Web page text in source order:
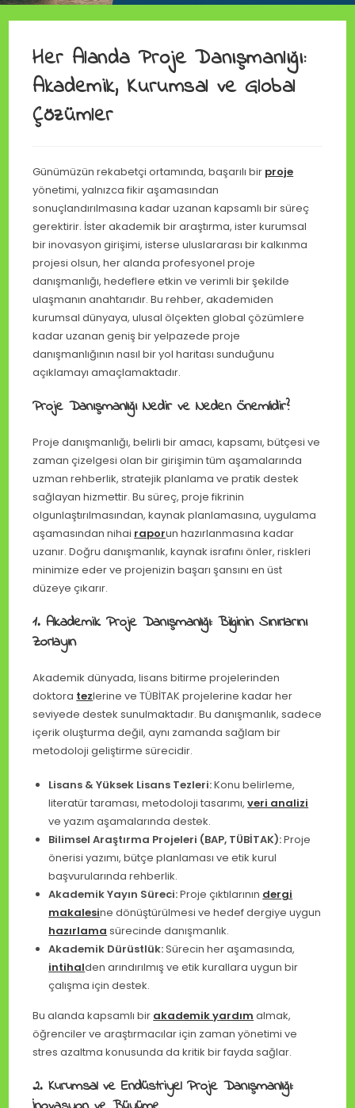
Her Alanda Proje Danışmanlığı:
Akademik, Kurumsal ve Global
Çözümler
Günümüzün rekabetçi ortamında, başarılı bir proje
yönetimi, yalnızca fikir aşamasından
sonuçlandırılmasına kadar uzanan kapsamlı bir süreç
gerektirir. İster akademik bir araştırma, ister kurumsal
bir inovasyon girişimi, isterse uluslararası bir kalkınma
projesi olsun, her alanda profesyonel proje
danışmanlığı, hedeflere etkin ve verimli bir şekilde
ulaşmanın anahtarıdır. Bu rehber, akademiden
kurumsal dünyaya, ulusal ölçekten global çözümlere
kadar uzanan geniş bir yelpazede proje
danışmanlığının nasıl bir yol haritası sunduğunu
açıklamayı amaçlamaktadır.
Proje Danışmanlığı Nedir ve Neden Önemlidir?
Proje danışmanlığı, belirli bir amacı, kapsamı, bütçesi ve
zaman çizelgesi olan bir girişimin tüm aşamalarında
uzman rehberlik, stratejik planlama ve pratik destek
sağlayan hizmettir. Bu süreç, proje fikrinin
olgunlaştırılmasından, kaynak planlamasına, uygulama
aşamasından nihai raporun hazırlanmasına kadar
uzanır. Doğru danışmanlık, kaynak israfını önler, riskleri
minimize eder ve projenizin başarı şansını en üst
düzeye çıkarır.
1. Akademik Proje Danışmanlığı: Bilginin Sınırlarını
Zorlayın
Akademik dünyada, lisans bitirme projelerinden
doktora tezlerine ve TÜBİTAK projelerine kadar her
seviyede destek sunulmaktadır. Bu danışmanlık, sadece
içerik oluşturma değil, aynı zamanda sağlam bir
metodoloji geliştirme sürecidir.
Lisans & Yüksek Lisans Tezleri:Konu belirleme,
literatür taraması, metodoloji tasarımı,veri analizi
ve yazım aşamalarında destek.
Bilimsel Araştırma Projeleri (BAP, TÜBİTAK):Proje
önerisi yazımı, bütçe planlaması ve etik kurul
başvurularında rehberlik.
Akademik Yayın Süreci:Proje çıktılarının dergi
makalesine dönüştürülmesi ve hedef dergiye uygun
hazırlama sürecinde danışmanlık.
Akademik Dürüstlük:Sürecin her aşamasında,
intihalden arındırılmış ve etik kurallara uygun bir
çalışma için destek.
Bu alanda kapsamlı bir akademik yardım almak,
öğrenciler ve araştırmacılar için zaman yönetimi ve
stres azaltma konusunda da kritik bir fayda sağlar.
2. Kurumsal ve Endüstriyel Proje Danışmanlığı: